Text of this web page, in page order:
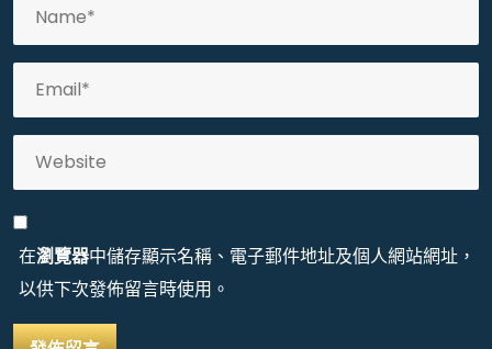
在瀏覽器中儲存顯示名稱、電子郵件地址及個人網站網址，
以供下次發佈留言時使用。